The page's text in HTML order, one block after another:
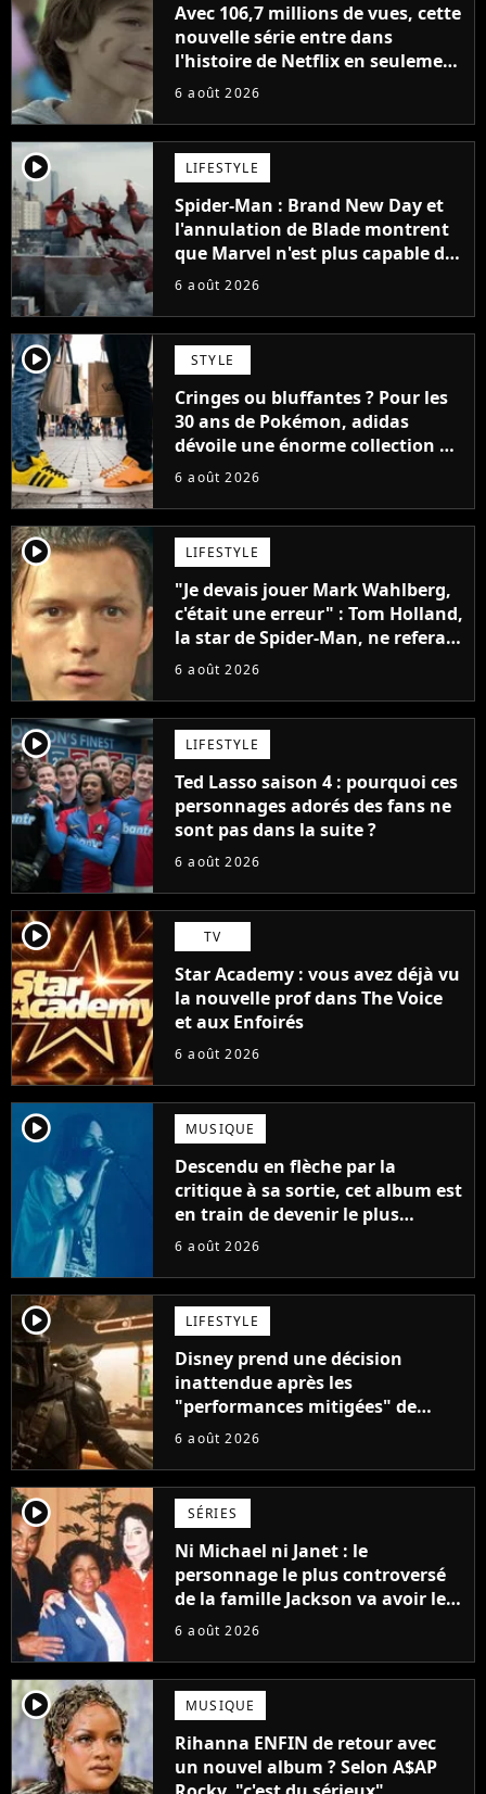
Avec 106,7 millions de vues, cette
nouvelle série entre dans
l'histoire de Netflix en seulement
48 jours
6 août 2026
player2 LIFESTYLE
Spider-Man : Brand New Day et
l'annulation de Blade montrent
que Marvel n'est plus capable de
faire quoi que ce soit de simple
6 août 2026
player2 STYLE
Cringes ou bluffantes ? Pour les
30 ans de Pokémon, adidas
dévoile une énorme collection de
sneakers et je ne sais pas quoi en
6 août 2026
player2 LIFESTYLE
"Je devais jouer Mark Wahlberg,
c'était une erreur" : Tom Holland,
la star de Spider-Man, ne referait
pas ce blockbuster
6 août 2026
player2 LIFESTYLE
Ted Lasso saison 4 : pourquoi ces
personnages adorés des fans ne
sont pas dans la suite ?
6 août 2026
player2 TV
Star Academy : vous avez déjà vu
la nouvelle prof dans The Voice
et aux Enfoirés
6 août 2026
player2 MUSIQUE
Descendu en flèche par la
critique à sa sortie, cet album est
en train de devenir le plus
populaire de son auteur
6 août 2026
player2 LIFESTYLE
Disney prend une décision
inattendue après les
"performances mitigées" de
Vaiana et The Mandalorian &
6 août 2026
player2 SÉRIES
Ni Michael ni Janet : le
personnage le plus controversé
de la famille Jackson va avoir le
droit à sa propre série
6 août 2026
player2 MUSIQUE
Rihanna ENFIN de retour avec
un nouvel album ? Selon A$AP